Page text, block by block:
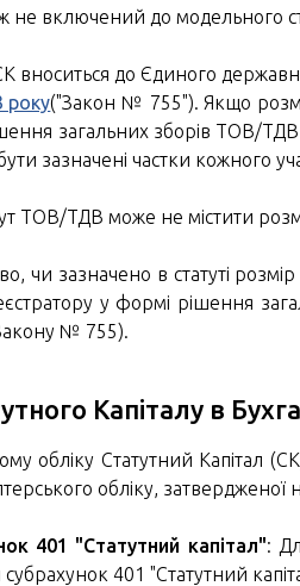
не включений до модельного
вноситься до Єдиного
року("Закон № 755"). Якщо
загальних зборів ТОВ/
зазначені частки кожного
ТОВ/ТДВ може не містити
чи зазначено в статуті розмір
у формі рішення
№ 755).
Капіталу в
обліку Статутний Капітал
обліку,
401 "Статутний капітал":
401 "Статутний